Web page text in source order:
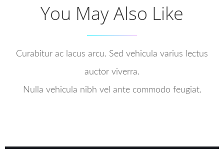
You May Also Like
Curabitur ac lacus arcu. Sed vehicula varius lectus
auctor viverra.
Nulla vehicula nibh vel ante commodo feugiat.